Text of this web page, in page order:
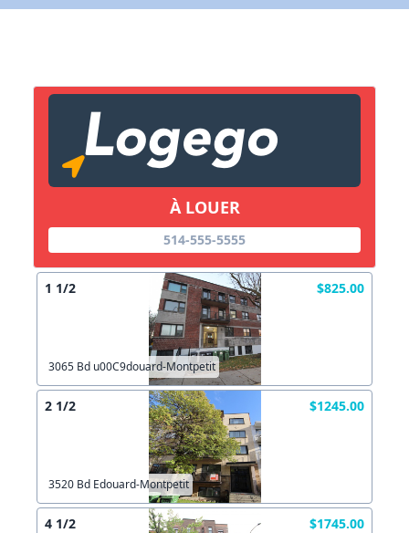
À LOUER
514-555-5555
1 1/2 $825.00
3065 Bd u00C9douard-Montpetit
2 1/2 $1245.00
3520 Bd Edouard-Montpetit
4 1/2 $1745.00
X Fermer
Lien vers inscription (sera inclus dans courriel)
Copier lien
X Fermer Envoyez